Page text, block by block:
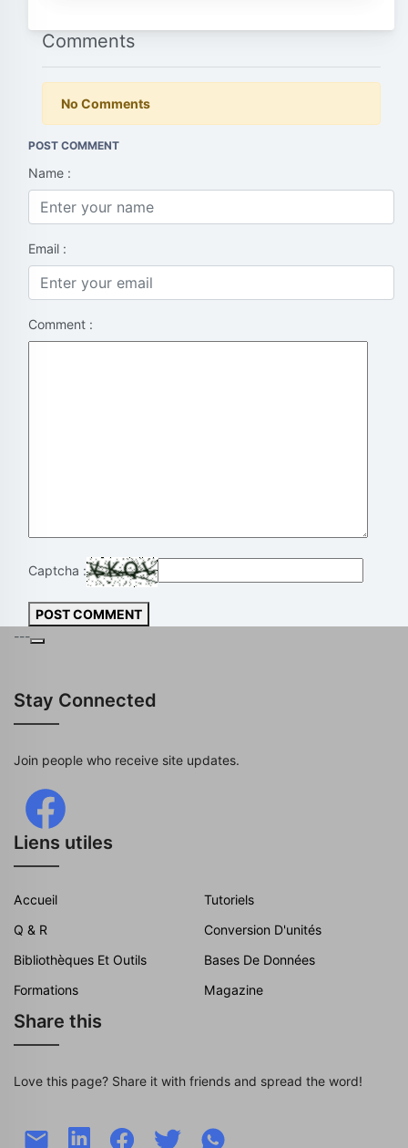
Comments
No Comments
POST COMMENT
Name :
Email :
Comment :
Captcha :
POST COMMENT
---
Stay Connected
Join people who receive site updates.
Liens utiles
Accueil
Tutoriels
Q & R
Conversion D'unités
Bibliothèques Et Outils
Bases De Données
Formations
Magazine
Share this
Love this page? Share it with friends and spread the word!